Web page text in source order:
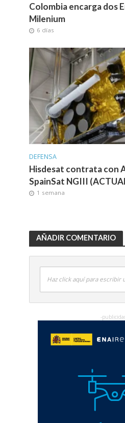
Colombia encarga dos
Milenium
6 días
DEFENSA
Hisdesat contrata con
SpainSat NGIII
1 semana
AÑADIR COMENTARIO
Haz click aquí para escribir